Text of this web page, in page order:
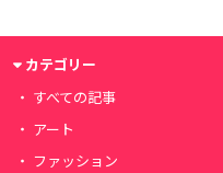
カテゴリー
すべての記事
アート
ファッション